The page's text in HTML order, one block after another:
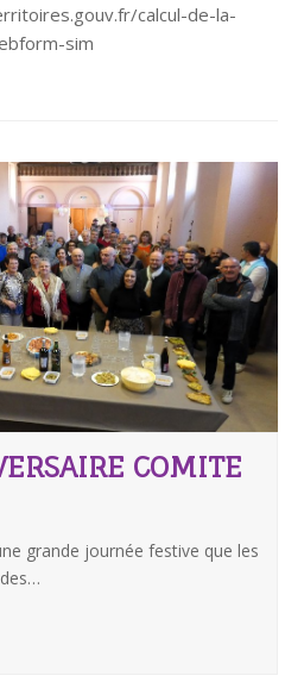
calcul-de-la-
sim
COMITE
grande journée festive que les